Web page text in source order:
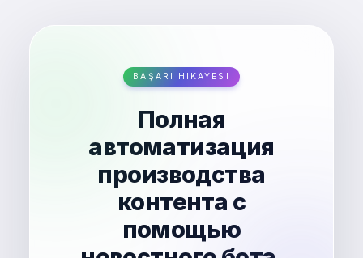
BAŞARI HIKAYESI
Полная
автоматизация
производства
контента с
помощью